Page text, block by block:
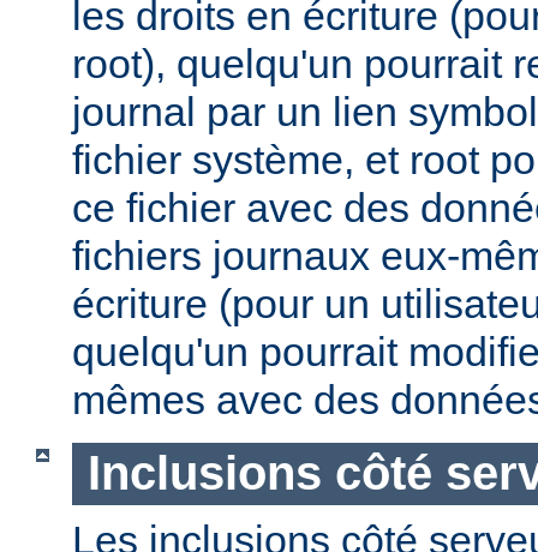
les droits en écriture
root), quelqu'un pourrait
journal par un lien
fichier système, et root
ce fichier avec des
fichiers journaux eux-
écriture (pour un
quelqu'un pourrait
mêmes avec des
Inclusions côté
Les inclusions côté